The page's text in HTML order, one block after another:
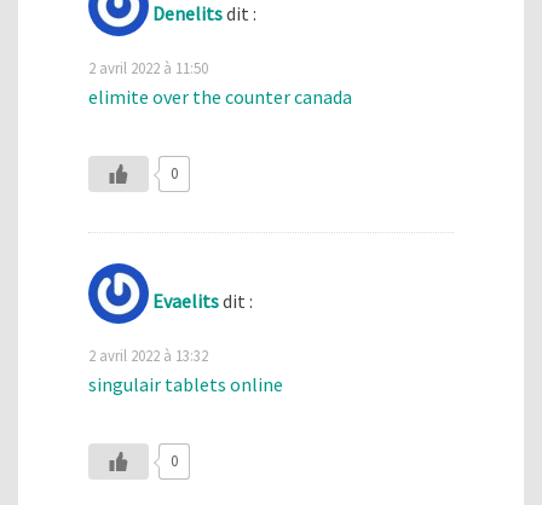
Denelitsdit :
2 avril 2022 à 11:50
elimite over the counter canada
0
Evaelitsdit :
2 avril 2022 à 13:32
singulair tablets online
0